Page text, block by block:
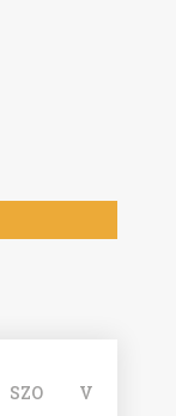
SZO V